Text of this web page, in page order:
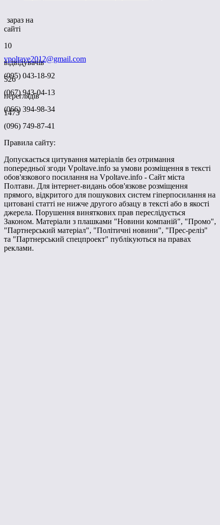
зараз на
сайті
10
відвідувачів
526
переглядів
1473
vpoltave2012@gmail.com
(095) 043-18-92
(067) 943-04-13
(066) 394-98-34
(096) 749-87-41
Правила сайту:
Допускається цитування матеріалів без отримання
попередньої згоди Vpoltave.info за умови розміщення в тексті
обов'язкового посилання на Vpoltave.info - Сайт міста
Полтави. Для інтернет-видань обов'язкове розміщення
прямого, відкритого для пошукових систем гіперпосилання на
цитовані статті не нижче другого абзацу в тексті або в якості
джерела. Порушення виняткових прав переслідується
Законом. Матеріали з плашками "Новини компаній", "Промо",
"Партнерський матеріал", "Політичні новини", "Прес-реліз"
та "Партнерський спецпроект" публікуються на правах
реклами.